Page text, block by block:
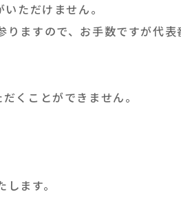
ただけません。
りますので、お手数ですが代
くことができません。
ます。